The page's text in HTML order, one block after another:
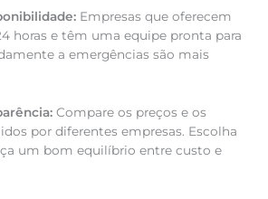
Empresas que oferecem
horas e têm uma equipe pronta para
a emergências são mais
Compare os preços e os
por diferentes empresas. Escolha
um bom equilíbrio entre custo e